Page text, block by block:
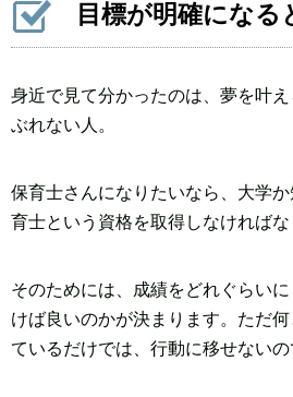
目標が明確になる
身近で見て分かったのは、夢を叶
ぶれない人。
保育士さんになりたいなら、大学
育士という資格を取得しなければな
そのためには、成績をどれぐらい
けば良いのかが決まります。ただ
ているだけでは、行動に移せないの